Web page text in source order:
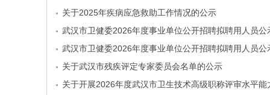
关于2025年疾病应急救助工作情况的公示
武汉市卫健委2026年度事业单位公开招聘拟聘用人员公
武汉市卫健委2026年度事业单位公开招聘拟聘用人员公
关于武汉市残疾评定专家委员会名单的公示
关于开展2026年度武汉市卫生技术高级职称评审水平能